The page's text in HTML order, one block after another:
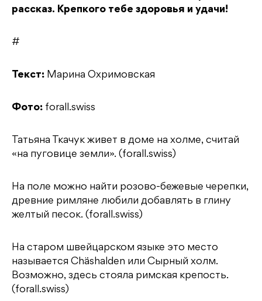
рассказ. Крепкого тебе здоровья и удачи!
#
Текст: Марина Охримовская
Фото: forall.swiss
Татьяна Ткачук живет в доме на холме, считай
«на пуговице земли». (forall.swiss)
На поле можно найти розово-бежевые черепки,
древние римляне любили добавлять в глину
желтый песок. (forall.swiss)
На старом швейцарском языке это место
называется Chäshalden или Сырный холм.
Возможно, здесь стояла римская крепость.
(forall.swiss)